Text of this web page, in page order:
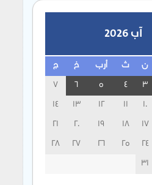
آب 2026
ن ث أرب خ ج
3
4
5
6
7
10
11
12
13
14
17
18
19
20
21
24
25
26
27
28
31